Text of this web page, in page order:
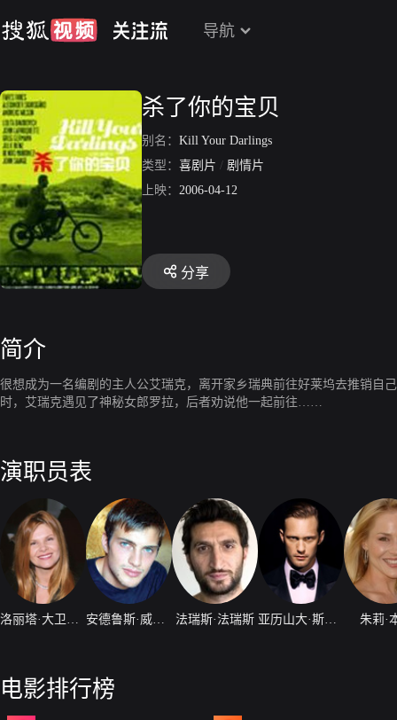
导航
杀了你的宝贝
别名： Kill Your Darlings
类型： 喜剧片 / 剧情片
上映： 2006-04-12
分享
简介
很想成为一名编剧的主人公艾瑞克，离开家乡瑞典前往好莱坞去推销自
时，艾瑞克遇见了神秘女郎罗拉，后者劝说他一起前往……
演职员表
法瑞斯·法瑞斯 朱莉·
电影排行榜